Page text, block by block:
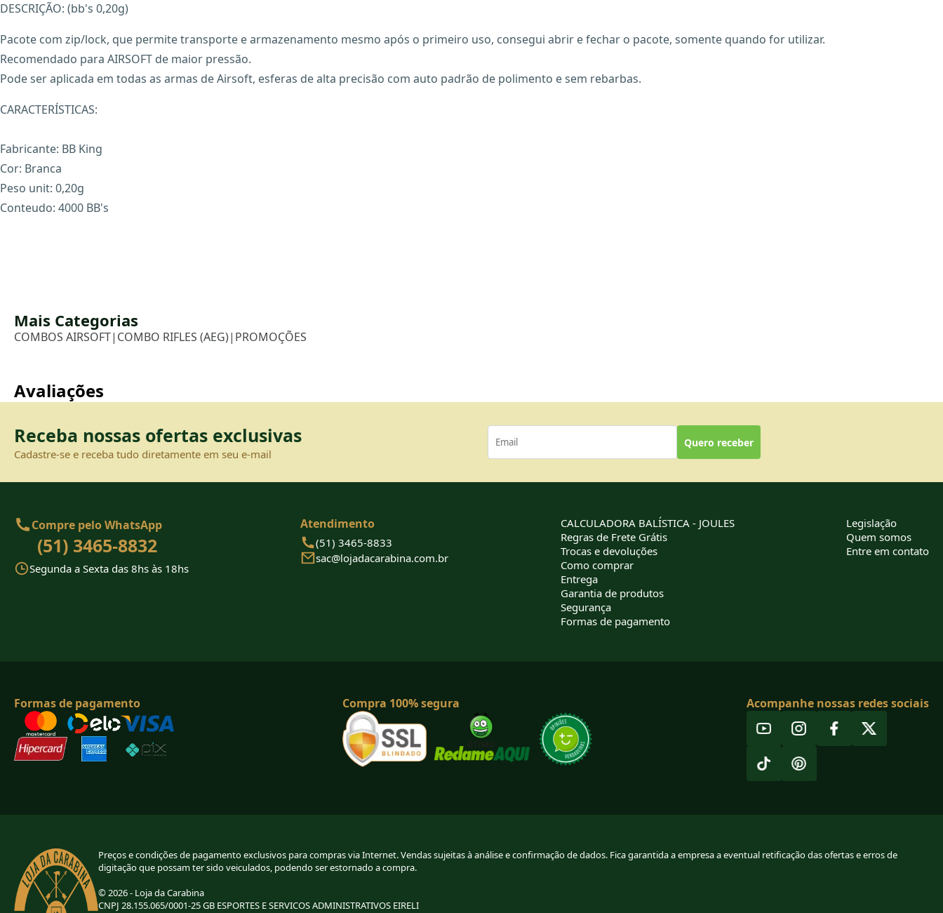
DESCRIÇÃO: (bb's 0,20g)
Pacote com zip/lock, que permite transporte e armazenamento mesmo após o primeiro uso, consegui abrir e fechar o pacote, somente quando for utilizar.
Recomendado para AIRSOFT de maior pressão.
Pode ser aplicada em todas as armas de Airsoft, esferas de alta precisão com auto padrão de polimento e sem rebarbas.
CARACTERÍSTICAS:
Fabricante: BB King
Cor: Branca
Peso unit: 0,20g
Conteudo: 4000 BB's
Mais Categorias
COMBOS AIRSOFT| COMBO RIFLES (AEG)| PROMOÇÕES
Avaliações
Receba nossas ofertas exclusivas
Cadastre-se e receba tudo diretamente em seu e-mail
Quero receber
Compre pelo WhatsApp
(51) 3465-8832
Segunda a Sexta das 8hs às 18hs
Atendimento
(51) 3465-8833
sac@lojadacarabina.com.br
CALCULADORA BALÍSTICA - JOULES
Regras de Frete Grátis
Trocas e devoluções
Como comprar
Entrega
Garantia de produtos
Segurança
Formas de pagamento
Legislação
Quem somos
Entre em contato
Formas de pagamento Compra 100% segura Acompanhe nossas redes sociais
Preços e condições de pagamento exclusivos para compras via Internet. Vendas sujeitas à análise e confirmação de dados. Fica garantida a empresa a eventual retificação das ofertas e erros de
digitação que possam ter sido veiculados, podendo ser estornado a compra.
© 2026 - Loja da Carabina
CNPJ 28.155.065/0001-25 GB ESPORTES E SERVICOS ADMINISTRATIVOS EIRELI